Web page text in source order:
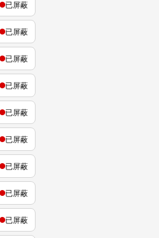
已屏蔽
已屏蔽
已屏蔽
已屏蔽
已屏蔽
已屏蔽
已屏蔽
已屏蔽
已屏蔽